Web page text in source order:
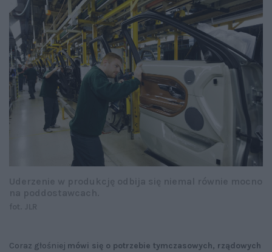
Coraz głośniej mówi się o potrzebie tymczasowych, rządowych